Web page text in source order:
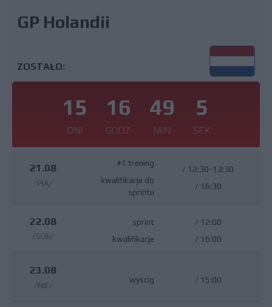
GP Holandii
ZOSTAŁO:
15
DNI
16
GODZ
49
MIN
4
SEK
21.08
/PIĄ/
#1 trening
kwalifikacje do
sprintu
/ 12:30-13:30
/ 16:30
22.08
/SOB/
sprint
kwalifikacje
/ 12:00
/ 16:00
23.08
/NIE/
wyścig / 15:00